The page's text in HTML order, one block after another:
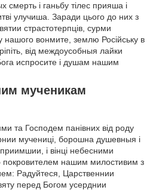
смерть і ганьбу тілес прияша і
улучиша. Заради цього до них з
страстотерпців, сурми
нашого вонмите, землю Російську в
від междоусобныя лайки
испросите і душам нашим
мученикам
та Господем панівних від роду
мучениці, борошна душевныя і
і вінці небесними
покровителем нашим милостивим з
Радуйтеся, Царственнии
перед Богом усерднии